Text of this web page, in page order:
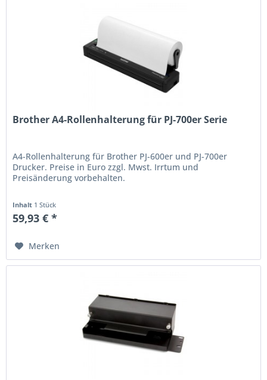
Brother A4-Rollenhalterung für PJ-700er Serie
A4-Rollenhalterung für Brother PJ-600er und PJ-700er
Drucker. Preise in Euro zzgl. Mwst. Irrtum und
Preisänderung vorbehalten.
Inhalt 1 Stück
59,93 € *
Merken